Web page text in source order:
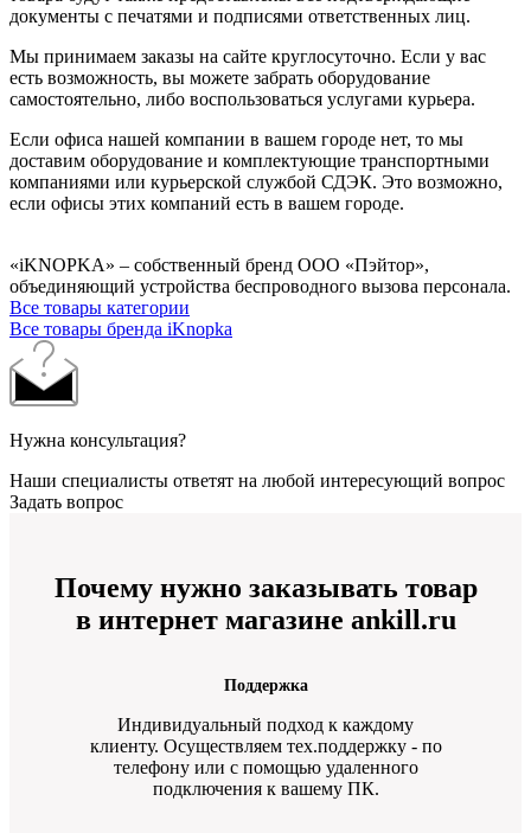
документы с печатями и подписями ответственных лиц.
Мы принимаем заказы на сайте круглосуточно. Если у вас
есть возможность, вы можете забрать оборудование
самостоятельно, либо воспользоваться услугами курьера.
Если офиса нашей компании в вашем городе нет, то мы
доставим оборудование и комплектующие транспортными
компаниями или курьерской службой СДЭК. Это возможно,
если офисы этих компаний есть в вашем городе.
«iKNOPKA» – собственный бренд ООО «Пэйтор»,
объединяющий устройства беспроводного вызова персонала.
Все товары категории
Все товары бренда iKnopka
Нужна консультация?
Наши специалисты ответят на любой интересующий вопрос
Задать вопрос
Почему нужно заказывать товар
в интернет магазине ankill.ru
Поддержка
Индивидуальный подход к каждому
клиенту. Осуществляем тех.поддержку - по
телефону или с помощью удаленного
подключения к вашему ПК.